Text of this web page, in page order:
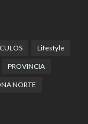
Lifestyle
PROVINCIA
NORTE